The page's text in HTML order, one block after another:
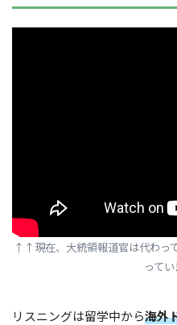
↑ ↑現在、大統領報道官は代わっ
って
リスニングは留学中から海外